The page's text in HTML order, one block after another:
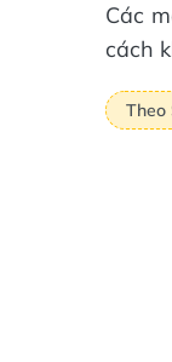
Các
cách
Theo